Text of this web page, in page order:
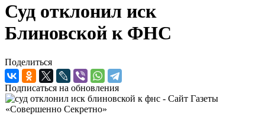
Суд отклонил иск
Блиновской к ФНС
Поделиться
Подписаться на обновления